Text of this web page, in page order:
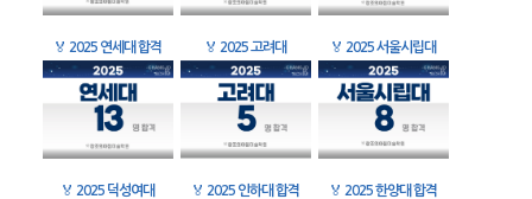
🏅 2025 연세대 합격 🏅 2025 고려대 🏅 2025 서울시립대
🏅 2025 덕성여대 🏅 2025 인하대 합격 🏅 2025 한양대 합격